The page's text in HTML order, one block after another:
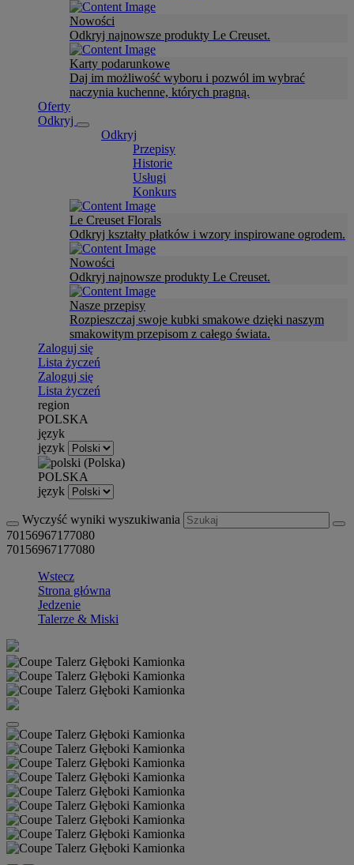
Nowości
Odkryj najnowsze produkty Le Creuset.
Karty podarunkowe
Daj im możliwość wyboru i pozwól im wybrać
naczynia kuchenne, których pragną.
Oferty
Odkryj
Odkryj
Przepisy
Historie
Usługi
Konkurs
Le Creuset Florals
Odkryj kształty płatków i wzory inspirowane ogrodem.
Nowości
Odkryj najnowsze produkty Le Creuset.
Nasze przepisy
Rozpieszczaj swoje kubki smakowe dzięki naszym
smakowitym przepisom z całego świata.
Zaloguj się
Lista życzeń
Zaloguj się
Lista życzeń
region
POLSKA
język
język
POLSKA
język
Wyczyść wyniki wyszukiwania
70156967177080
70156967177080
Wstecz
Strona główna
Jedzenie
Talerze & Miski